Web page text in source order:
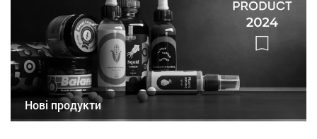
Нові продукти